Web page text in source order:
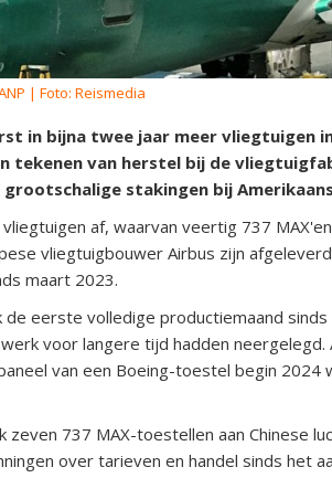
| Foto: Reismedia
in bijna twee jaar meer vliegtuigen
tekenen van herstel bij de
stakingen bij
af, waarvan veertig 737
vliegtuigbouwer Airbus zijn
maart 2023.
de eerste volledige productiemaand
voor langere tijd hadden neergelegd.
van een Boeing-toestel begin 2024
zeven 737 MAX-toestellen aan Chinese
over tarieven en handel sinds het